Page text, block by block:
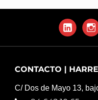
CONTACTO |
C/ Dos de Mayo 13,